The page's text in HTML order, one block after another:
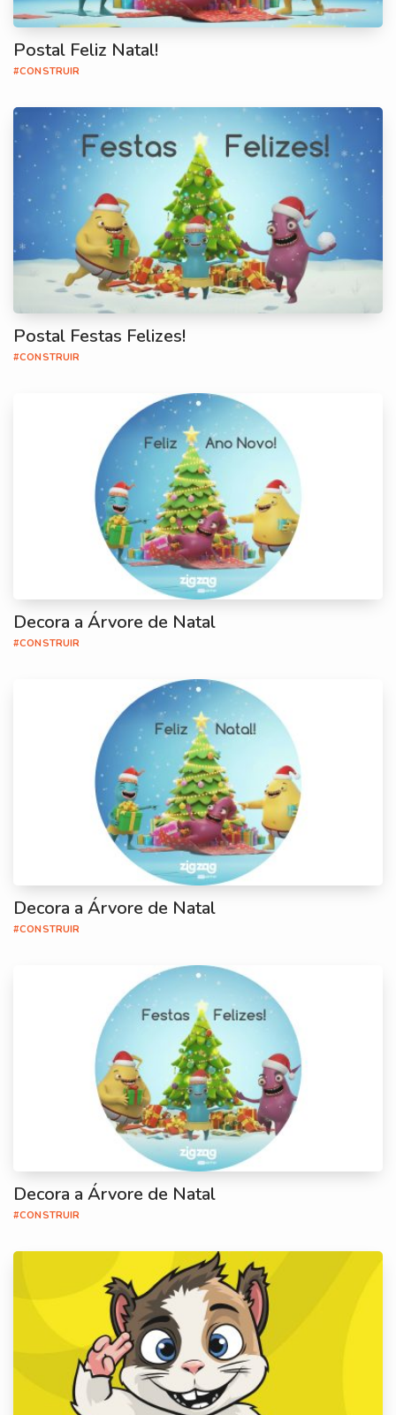
Postal Feliz Natal!
#CONSTRUIR
Postal Festas Felizes!
#CONSTRUIR
Decora a Árvore de Natal
#CONSTRUIR
Decora a Árvore de Natal
#CONSTRUIR
Decora a Árvore de Natal
#CONSTRUIR